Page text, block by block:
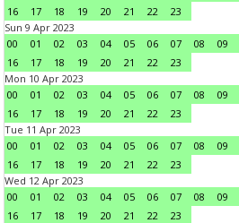
16
17 18 19 20 21 22
23
Sun 9 Apr 2023
00
01 02 03 04 05 06 07 08 09
16
17 18 19 20 21 22
23
Mon 10 Apr 2023
00
01 02 03 04 05 06 07 08 09
16
17 18 19 20 21 22
23
Tue 11 Apr 2023
00
01 02 03 04 05 06 07 08 09
16
17 18 19 20 21 22
23
Wed 12 Apr 2023
00
01 02 03 04 05 06 07 08 09
16
17 18 19 20 21 22
23